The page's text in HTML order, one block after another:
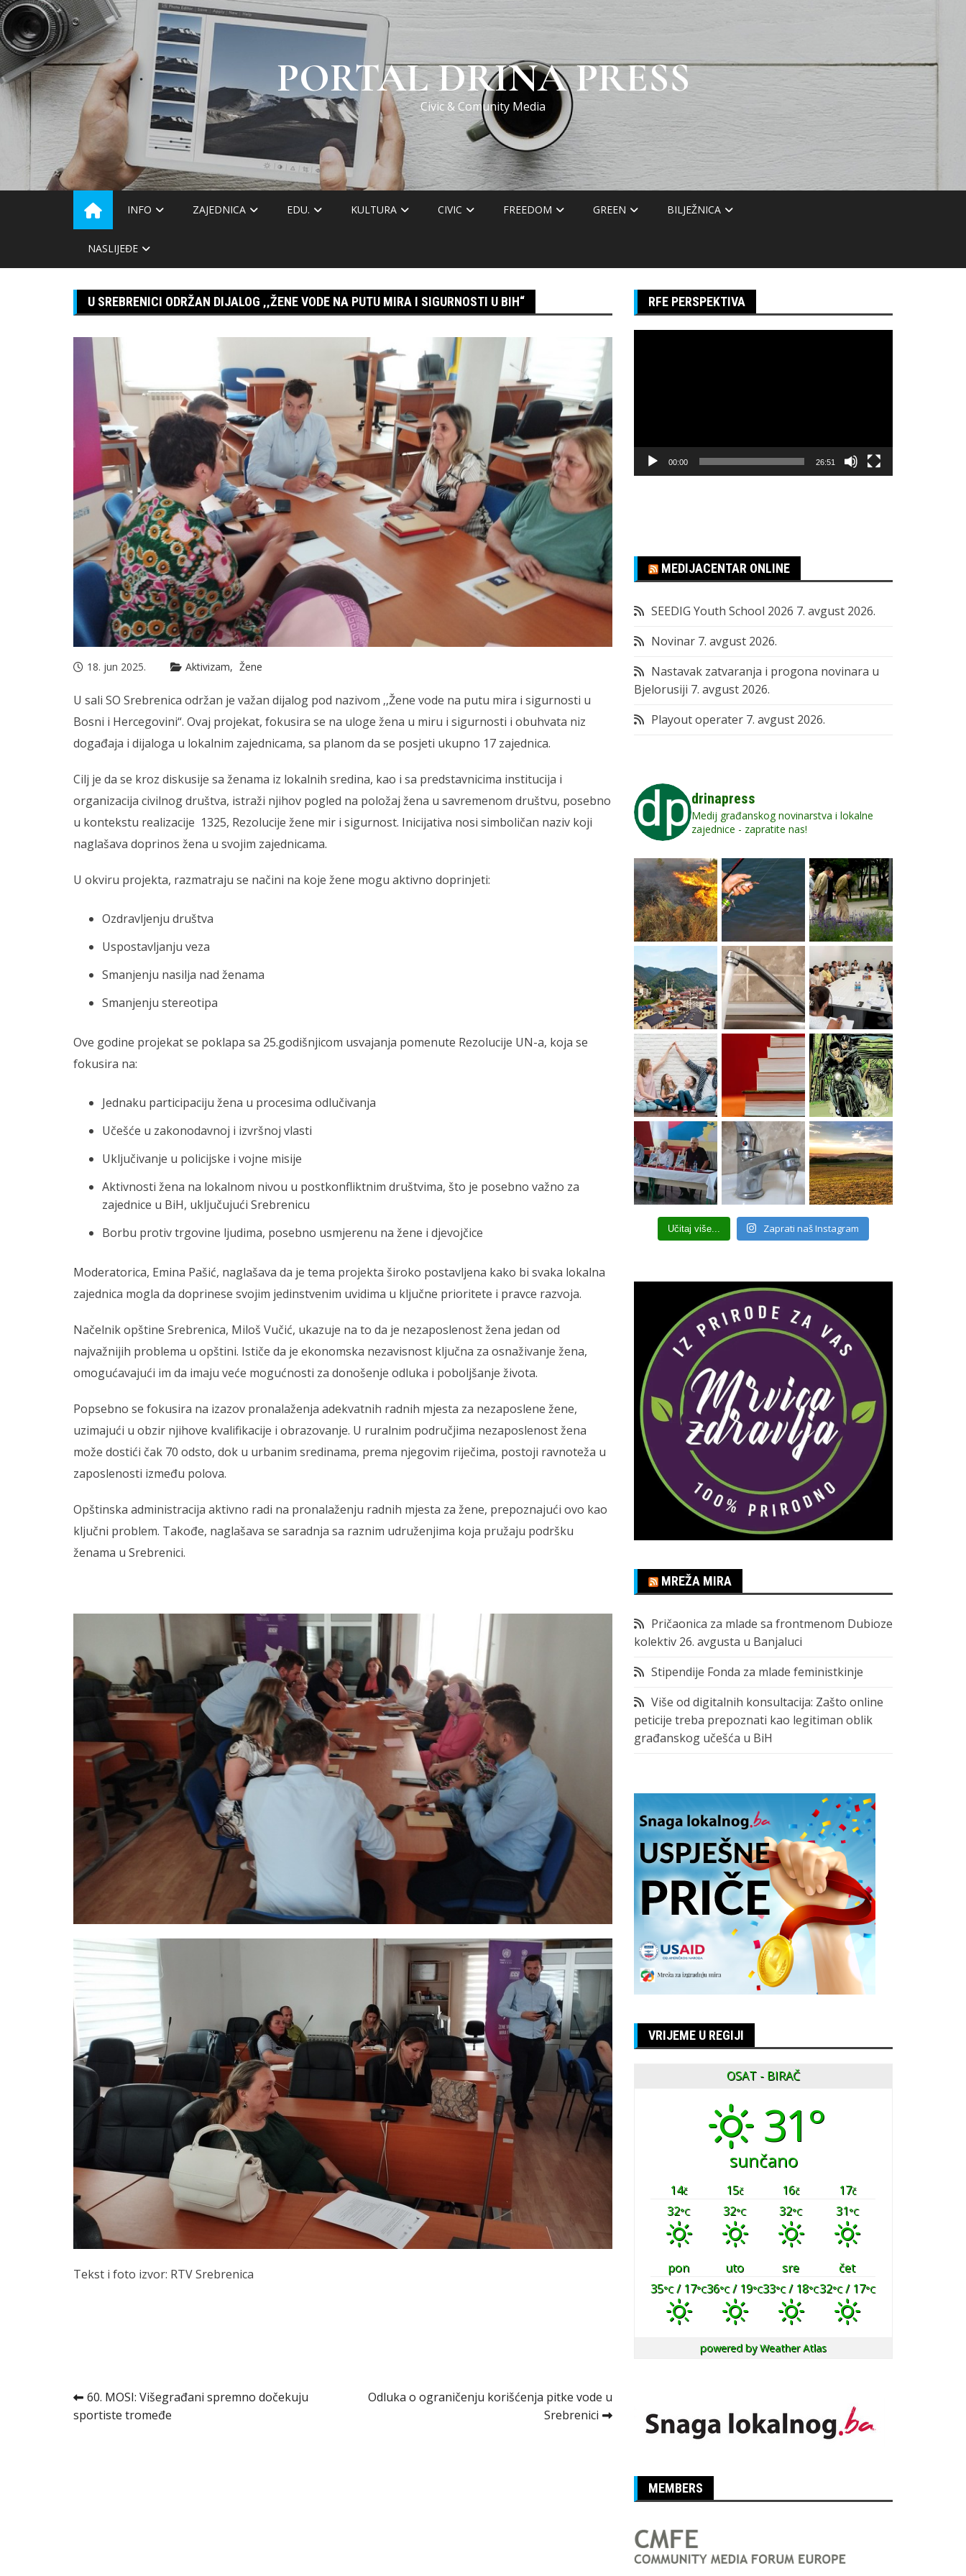
Skip
to
content
PORTAL DRINA PRESS
Civic & Comunity Media
INFO ZAJEDNICA EDU. KULTURA CIVIC FREEDOM GREEN BILJEŽNICA
NASLIJEĐE
U SREBRENICI ODRŽAN DIJALOG ‚‚ŽENE VODE NA PUTU MIRA I SIGURNOSTI U BIH“
18. jun 2025. Aktivizam Žene
U sali SO Srebrenica održan je važan dijalog pod nazivom ‚‚Žene vode na putu mira i sigurnosti u
Bosni i Hercegovini“. Ovaj projekat, fokusira se na uloge žena u miru i sigurnosti i obuhvata niz
događaja i dijaloga u lokalnim zajednicama, sa planom da se posjeti ukupno 17 zajednica.
Cilj je da se kroz diskusije sa ženama iz lokalnih sredina, kao i sa predstavnicima institucija i
organizacija civilnog društva, istraži njihov pogled na položaj žena u savremenom društvu, posebno
u kontekstu realizacije 1325, Rezolucije žene mir i sigurnost. Inicijativa nosi simboličan naziv koji
naglašava doprinos žena u svojim zajednicama.
U okviru projekta, razmatraju se načini na koje žene mogu aktivno doprinjeti:
Ozdravljenju društva
Uspostavljanju veza
Smanjenju nasilja nad ženama
Smanjenju stereotipa
Ove godine projekat se poklapa sa 25.godišnjicom usvajanja pomenute Rezolucije UN-a, koja se
fokusira na:
Jednaku participaciju žena u procesima odlučivanja
Učešće u zakonodavnoj i izvršnoj vlasti
Uključivanje u policijske i vojne misije
Aktivnosti žena na lokalnom nivou u postkonfliktnim društvima, što je posebno važno za
zajednice u BiH, uključujući Srebrenicu
Borbu protiv trgovine ljudima, posebno usmjerenu na žene i djevojčice
Moderatorica, Emina Pašić, naglašava da je tema projekta široko postavljena kako bi svaka lokalna
zajednica mogla da doprinese svojim jedinstvenim uvidima u ključne prioritete i pravce razvoja.
Načelnik opštine Srebrenica, Miloš Vučić, ukazuje na to da je nezaposlenost žena jedan od
najvažnijih problema u opštini. Ističe da je ekonomska nezavisnost ključna za osnaživanje žena,
omogućavajući im da imaju veće mogućnosti za donošenje odluka i poboljšanje života.
Popsebno se fokusira na izazov pronalaženja adekvatnih radnih mjesta za nezaposlene žene,
uzimajući u obzir njihove kvalifikacije i obrazovanje. U ruralnim područjima nezaposlenost žena
može dostići čak 70 odsto, dok u urbanim sredinama, prema njegovim riječima, postoji ravnoteža u
zaposlenosti između polova.
Opštinska administracija aktivno radi na pronalaženju radnih mjesta za žene, prepoznajući ovo kao
ključni problem. Takođe, naglašava se saradnja sa raznim udruženjima koja pružaju podršku
ženama u Srebrenici.
Tekst i foto izvor: RTV Srebrenica
Kretanje
60. MOSI: Višegrađani spremno dočekuju
sportiste tromeđe
Odluka o ograničenju korišćenja pitke vode u
Srebrenici
RFE PERSPEKTIVA
00:00 26:51
MEDIJACENTAR ONLINE
SEEDIG Youth School 2026 7. avgust 2026.
Novinar 7. avgust 2026.
Nastavak zatvaranja i progona novinara u
Bjelorusiji 7. avgust 2026.
Playout operater 7. avgust 2026.
drinapress
Medij građanskog novinarstva i lokalne
zajednice - zapratite nas!
Učitaj više... Zaprati naš Instagram
MREŽA MIRA
Pričaonica za mlade sa frontmenom Dubioze
kolektiv 26. avgusta u Banjaluci
Stipendije Fonda za mlade feministkinje
Više od digitalnih konsultacija: Zašto online
peticije treba prepoznati kao legitiman oblik
građanskog učešća u BiH
VRIJEME U REGIJI
OSAT - BIRAČ
31°
sunčano
14č 15č 16č 17č
32°C 32°C 32°C 31°C
pon uto sre
čet
35°C/ 17°C36°C/ 19°C33°C/ 18°C32°C/ 17°C
powered byWeather Atlas
MEMBERS